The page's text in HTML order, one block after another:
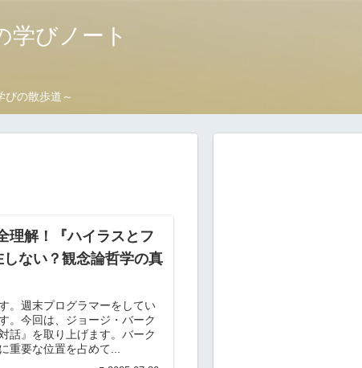
学びノート
びの散歩道～
理解！『ハイラスとフ
ない？観念論哲学の真
。週末プログラマーをしてい
。今回は、ジョージ・バーク
話』を取り上げます。バーク
重要な位置を占めて...